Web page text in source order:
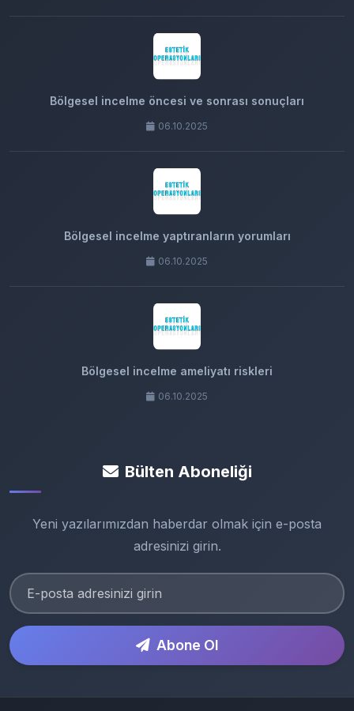
Bölgesel incelme öncesi ve sonrası sonuçları
06.10.2025
Bölgesel incelme yaptıranların yorumları
06.10.2025
Bölgesel incelme ameliyatı riskleri
06.10.2025
Bülten Aboneliği
Yeni yazılarımızdan haberdar olmak için e-posta
adresinizi girin.
Abone Ol